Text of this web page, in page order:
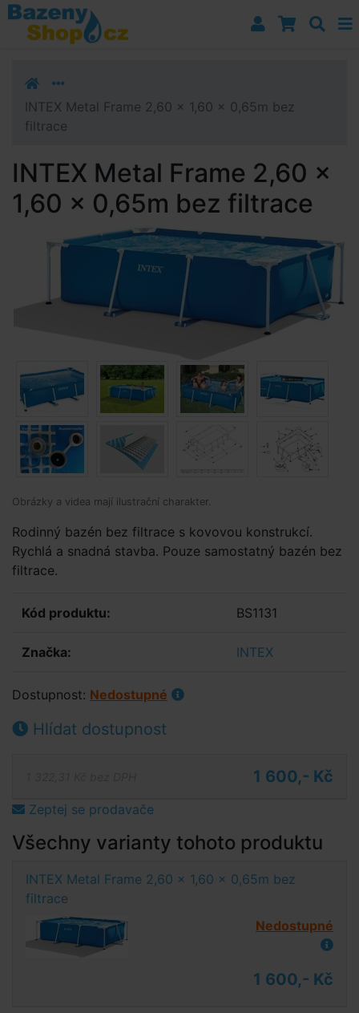
Přejít k navigaci
Přejít na obsah
Přejít k postrannímu sloupci
INTEX Metal Frame 2,60 x 1,60 x 0,65m bez
filtrace
INTEX Metal Frame 2,60 x
1,60 x 0,65m bez filtrace
Obrázky a videa mají ilustrační charakter.
Rodinný bazén bez filtrace s kovovou konstrukcí.
Rychlá a snadná stavba. Pouze samostatný bazén bez
filtrace.
Kód produktu: BS1131
Značka: INTEX
Dostupnost: Nedostupné
Hlídat dostupnost
1 600,- Kč
Zeptej se prodavače
Všechny varianty tohoto produktu
INTEX Metal Frame 2,60 x 1,60 x 0,65m bez
filtrace
Nedostupné
1 600,- Kč